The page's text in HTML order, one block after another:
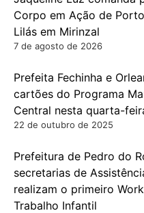
Corpo em Ação de
Lilás em Mirinzal
7 de agosto de 2026
Prefeita Fechinha e
cartões do Programa
Central nesta quarta-
22 de outubro de 2025
Prefeitura de Pedro do
secretarias de
realizam o primeiro
Trabalho Infantil